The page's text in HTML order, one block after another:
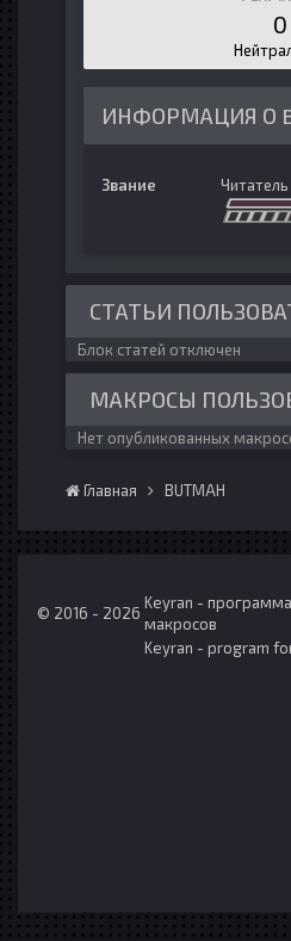
0
ИНФОРМАЦИЯ О
Звание Читатель
СТАТЬИ
Блок статей отключен
МАКРОСЫ
Нет опубликованных
Главная BUTMAH
© 2016 - 2026
Keyran - программа
макросов
Keyran - program